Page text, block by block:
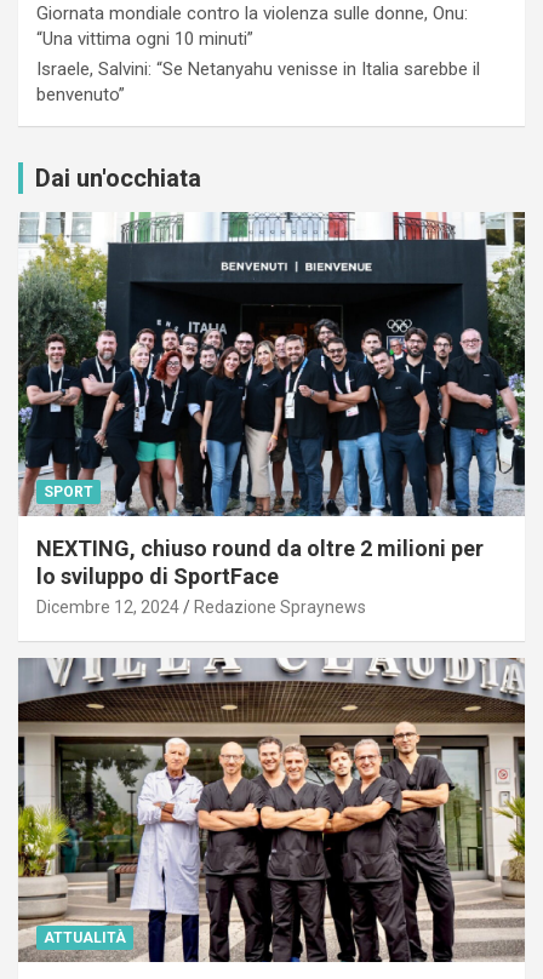
Giornata mondiale contro la violenza sulle donne, Onu:
“Una vittima ogni 10 minuti”
Israele, Salvini: “Se Netanyahu venisse in Italia sarebbe il
benvenuto”
Dai un'occhiata
SPORT
NEXTING, chiuso round da oltre 2 milioni per
lo sviluppo di SportFace
Dicembre 12, 2024 Redazione Spraynews
ATTUALITÀ